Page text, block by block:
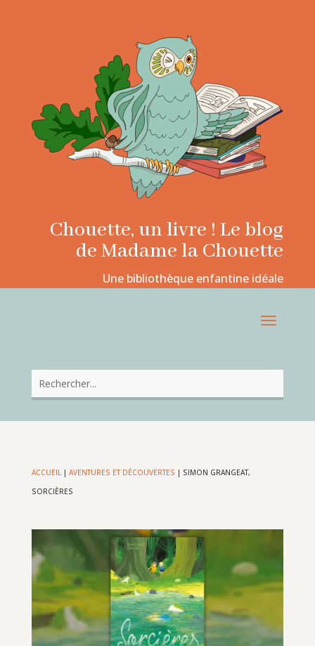
Chouette, un livre ! Le blog
de Madame la Chouette
Une bibliothèque enfantine idéale
ACCUEIL| AVENTURES ET DÉCOUVERTES | SIMON GRANGEAT,
SORCIÈRES